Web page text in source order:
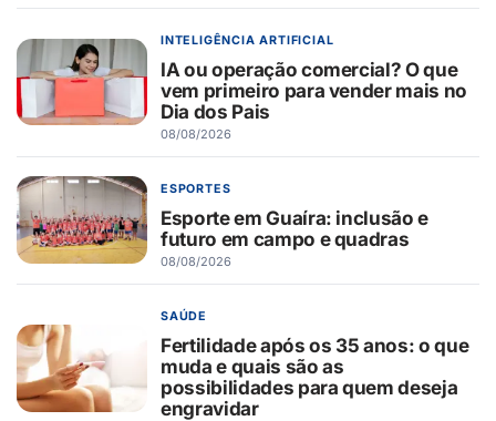
INTELIGÊNCIA ARTIFICIAL
IA ou operação comercial? O que
vem primeiro para vender mais no
Dia dos Pais
08/08/2026
ESPORTES
Esporte em Guaíra: inclusão e
futuro em campo e quadras
08/08/2026
SAÚDE
Fertilidade após os 35 anos: o que
muda e quais são as
possibilidades para quem deseja
engravidar